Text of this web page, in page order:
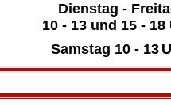
Dienstag -
10 - 13 und 15 - 18
Samstag 10 - 13